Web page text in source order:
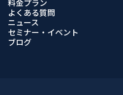
料金プラン
よくある質問
ニュース
セミナー・イベント
ブログ